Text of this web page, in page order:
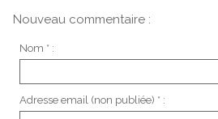
Nouveau commentaire :
Nom * :
Adresse email (non publiée) * :